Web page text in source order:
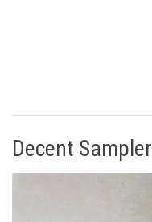
Decent Sampler